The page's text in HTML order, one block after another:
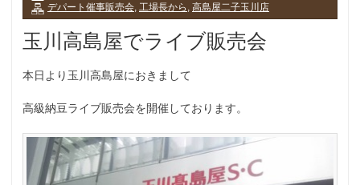
デパート催事販売会 工場長から 高島屋二子玉川店
玉川高島屋でライブ販売会
本日より玉川高島屋におきまして
高級納豆ライブ販売会を開催しております。